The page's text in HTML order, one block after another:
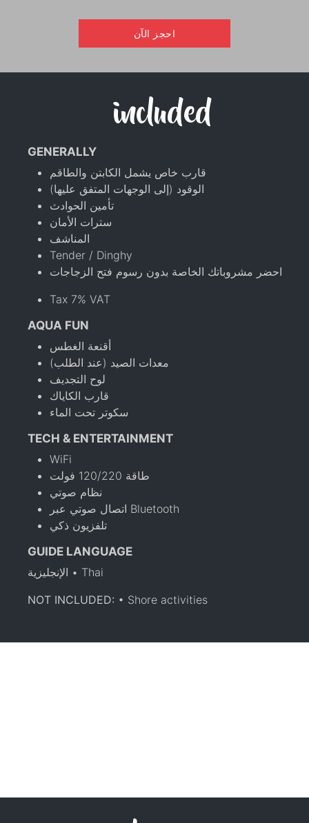
احجز الآن
included
GENERALLY
قارب خاص يشمل الكابتن والطاقم
الوقود (إلى الوجهات المتفق عليها)
تأمين الحوادث
سترات الأمان
المناشف
Tender / Dinghy
احضر مشروباتك الخاصة بدون رسوم فتح الزجاجات
Tax 7% VAT
AQUA FUN
أقنعة الغطس
معدات الصيد (عند الطلب)
لوح التجديف
قارب الكاياك
سكوتر تحت الماء
TECH & ENTERTAINMENT
WiFi
طاقة 120/220 فولت
نظام صوتي
اتصال صوتي عبر Bluetooth
تلفزيون ذكي
GUIDE LANGUAGE
الإنجليزية • Thai
NOT INCLUDED: • Shore activities